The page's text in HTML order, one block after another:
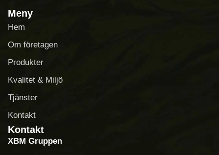
Meny
Hem
Om företagen
Produkter
Kvalitet & Miljö
Tjänster
Kontakt
Kontakt
XBM Gruppen